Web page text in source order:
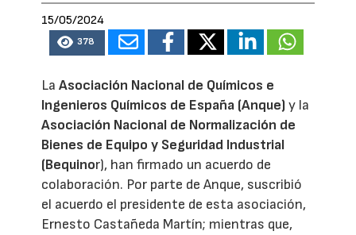
15/05/2024
378
LaAsociación Nacional de Químicos e
Ingenieros Químicos de España (Anque)y la
Asociación Nacional de Normalización de
Bienes de Equipo y Seguridad Industrial
(Bequinor), han firmado un acuerdo de
colaboración. Por parte de Anque, suscribió
el acuerdo el presidente de esta asociación,
Ernesto Castañeda Martín; mientras que,